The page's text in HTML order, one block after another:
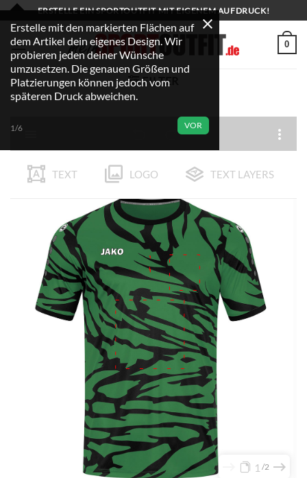
Zum
Inhalt
springen
ERSTELLE EIN SPORTOUTFIT MIT EIGENEM AUFDRUCK!
0
FILTER
TEXT LOGO TEXT LAYERS
1 2
Erstelle mit den markierten Flächen auf
dem Artikel dein eigenes Design. Wir
probieren jeden deiner Wünsche
umzusetzen. Die genauen Größen und
Platzierungen können jedoch vom
späteren Druck abweichen.
VOR
1/6